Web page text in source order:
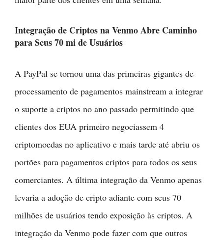
Integração de Criptos na Venmo Abre Caminho
para Seus 70 mi de Usuários
A PayPal se tornou uma das primeiras gigantes de
processamento de pagamentos mainstream a integrar
o suporte a criptos no ano passado permitindo que
clientes dos EUA primeiro negociassem 4
criptomoedas no aplicativo e mais tarde até abriu os
portões para pagamentos criptos para todos os seus
comerciantes. A última integração da Venmo apenas
levaria a adoção de cripto adiante com seus 70
milhões de usuários tendo exposição às criptos. A
integração da Venmo pode fazer com que outros